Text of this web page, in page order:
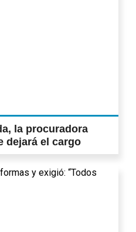
la procuradora
dejará el cargo